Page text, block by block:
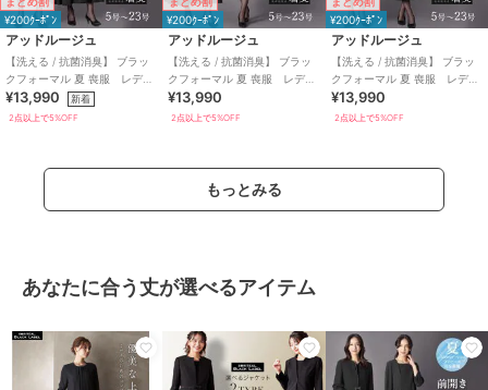
¥200ｸｰﾎﾟﾝ
アッドルージュ
【洗える / 抗菌消臭】 ブラッ
クフォーマル 夏 喪服 レディ
ース 着丈が選べる 5号～23
号
¥13,990 新着
2点以上で5%OFF
¥200ｸｰﾎﾟﾝ
アッドルージュ
【洗える / 抗菌消臭】 ブラッ
クフォーマル 夏 喪服 レディ
ース 着丈が選べる 5号～23
号
¥13,990
2点以上で5%OFF
¥200ｸｰﾎﾟﾝ
アッドルージュ
【洗える / 抗菌消臭】 ブラッ
クフォーマル 夏 喪服 レディ
ース 着丈が選べる 5号～23
号
¥13,990
2点以上で5%OFF
もっとみる
あなたに合う丈が選べるアイテム